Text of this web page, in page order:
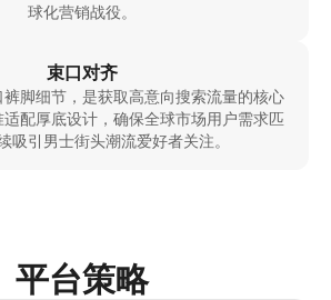
球化营销战役。
束口对齐
脚细节，是获取高意向搜索流量的核心
配厚底设计，确保全球市场用户需求匹
吸引男士街头潮流爱好者关注。
平台策略